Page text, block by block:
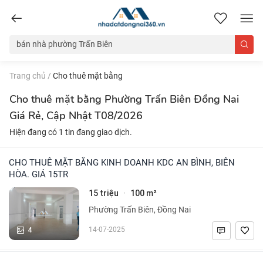
nhadatdongnai360.vn
Trang chủ / Cho thuê mặt bằng
Cho thuê mặt bằng Phường Trấn Biên Đồng Nai
Giá Rẻ, Cập Nhật T08/2026
Hiện đang có 1 tin đang giao dịch.
CHO THUÊ MẶT BẰNG KINH DOANH KDC AN BÌNH, BIÊN
HÒA. GIÁ 15TR
4
15 triệu · 100 m²
Phường Trấn Biên, Đồng Nai
14-07-2025